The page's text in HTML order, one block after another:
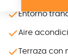
Entorno
Aire
Terraza con